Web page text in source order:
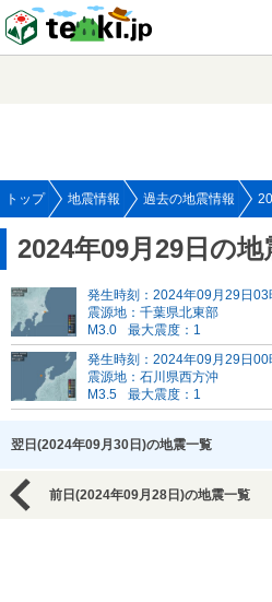
トップ 地震情報 過去の地震情報
2024年09月29日の地
発生時刻：2024年09月29日03
震源地：千葉県北東部
M3.0
最大震度：1
発生時刻：2024年09月29日00
震源地：石川県西方沖
M3.5
最大震度：1
翌日(2024年09月30日)の地震一覧
前日(2024年09月28日)の地震一覧